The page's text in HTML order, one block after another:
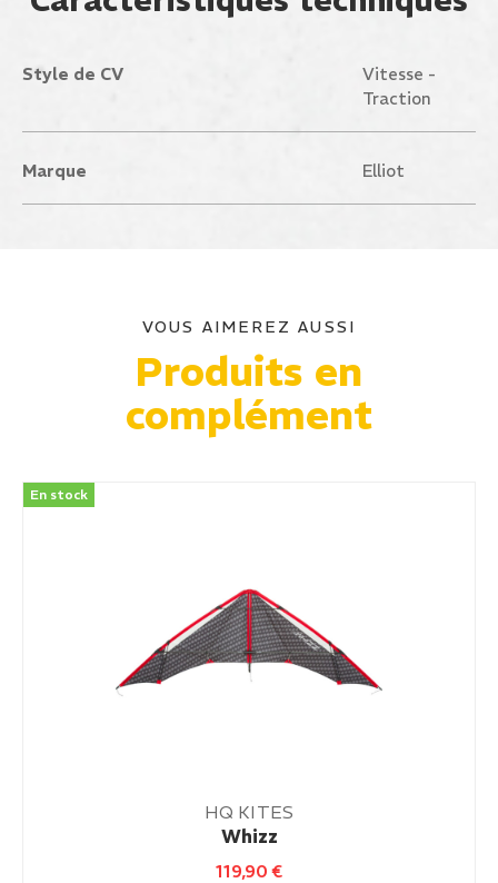
Style de CV
Vitesse -
Traction
Marque Elliot
VOUS AIMEREZ AUSSI
Produits en
complément
En stock
HQ KITES
Whizz
119,90€